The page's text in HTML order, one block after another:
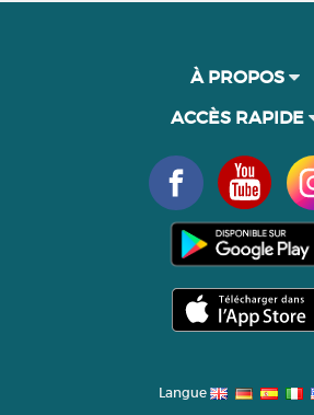
À PROPOS
ACCÈS RAPIDE
Langue